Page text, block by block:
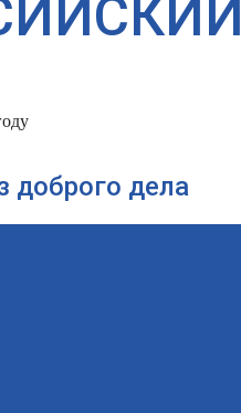
доброго дела